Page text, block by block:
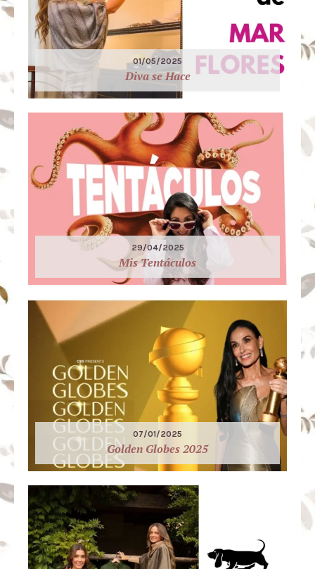
01/05/2025
Diva se Hace
29/04/2025
Mis Tentáculos
07/01/2025
Golden Globes 2025